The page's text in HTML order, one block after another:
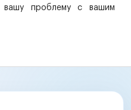
вашу проблему с вашим